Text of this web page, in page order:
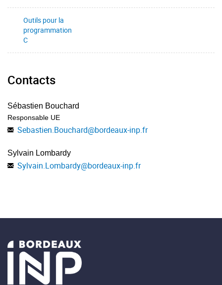
Outils pour la
programmation
C
Contacts
Sébastien Bouchard
Responsable UE
Sebastien.Bouchard@bordeaux-inp.fr
Sylvain Lombardy
Sylvain.Lombardy@bordeaux-inp.fr